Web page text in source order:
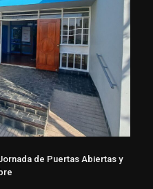
de Puertas Abiertas y